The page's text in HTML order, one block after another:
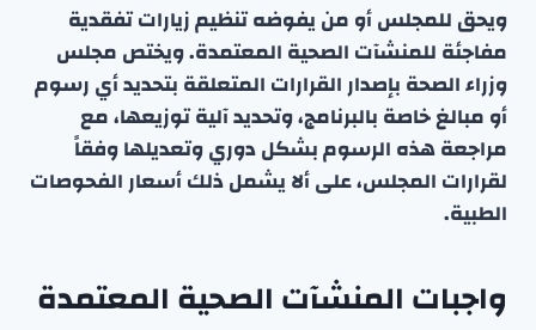
ويحق للمجلس أو من يفوضه تنظيم زيارات تفقدية
مفاجئة للمنشآت الصحية المعتمدة. ويختص مجلس
وزراء الصحة بإصدار القرارات المتعلقة بتحديد أي رسوم
أو مبالغ خاصة بالبرنامج، وتحديد آلية توزيعها، مع
مراجعة هذه الرسوم بشكل دوري وتعديلها وفقاً
لقرارات المجلس، على ألا يشمل ذلك أسعار الفحوصات
الطبية.
واجبات المنشآت الصحية المعتمدة